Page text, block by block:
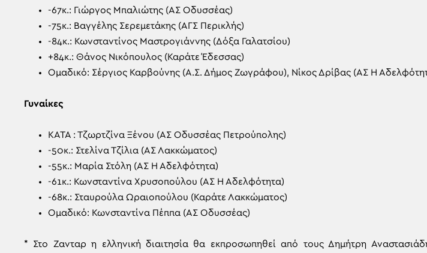
-67κ.: Γιώργος Μπαλιώτης (ΑΣ Οδυσσέας)
-75κ.: Βαγγέλης Σερεμετάκης (ΑΓΣ Περικλής)
-84κ.: Κωνσταντίνος Μαστρογιάννης (Δόξα Γαλατσίου)
+84κ.: Θάνος Νικόπουλος (Καράτε Έδεσσας)
Ομαδικό: Σέργιος Καρβούνης (Α.Σ. Δήμος Ζωγράφου), Νίκος Δρίβας (ΑΣ Η
Γυναίκες
ΚΑΤΑ : Τζωρτζίνα Ξένου (ΑΣ Οδυσσέας Πετρούπολης)
-50κ.: Στελίνα Τζίλια (ΑΣ Λακκώματος)
-55κ.: Μαρία Στόλη (ΑΣ Η Αδελφότητα)
-61κ.: Κωνσταντίνα Χρυσοπούλου (ΑΣ Η Αδελφότητα)
-68κ.: Σταυρούλα Ωραιοπούλου (Καράτε Λακκώματος)
Ομαδικό: Κωνσταντίνα Πέππα (ΑΣ Οδυσσέας)
* Στο Ζανταρ η ελληνική διαιτησία θα εκπροσωπηθεί από τους Δημήτρη